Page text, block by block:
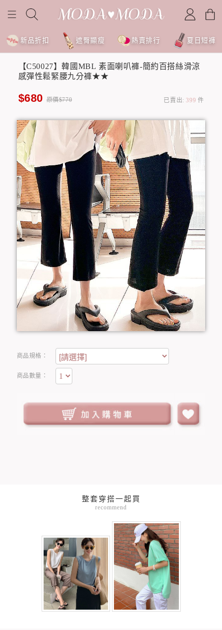
新品折扣 遮臀顯瘦 熱賣排行 夏日短褲
【C50027】韓國MBL 素面喇叭褲-簡約百搭絲滑涼
感彈性鬆緊腰九分褲★★
$680 原價$770 已賣出:399 件
商品規格：
商品數量：
整套穿搭一起買
recommend